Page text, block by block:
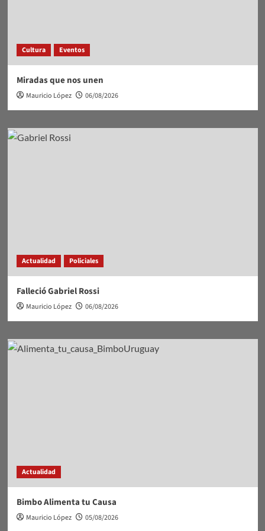
Cultura Eventos
Miradas que nos unen
Mauricio López 06/08/2026
Actualidad Policiales
Falleció Gabriel Rossi
Mauricio López 06/08/2026
Actualidad
Bimbo Alimenta tu Causa
Mauricio López 05/08/2026